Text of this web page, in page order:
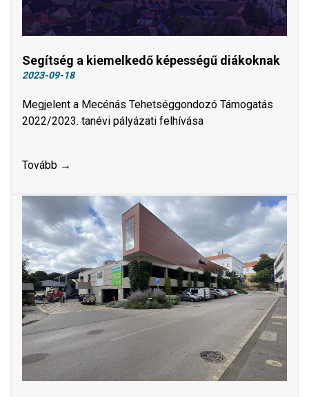
Segítség a kiemelkedő képességű diákoknak
2023-09-18
Megjelent a Mecénás Tehetséggondozó Támogatás
2022/2023. tanévi pályázati felhívása
Tovább →